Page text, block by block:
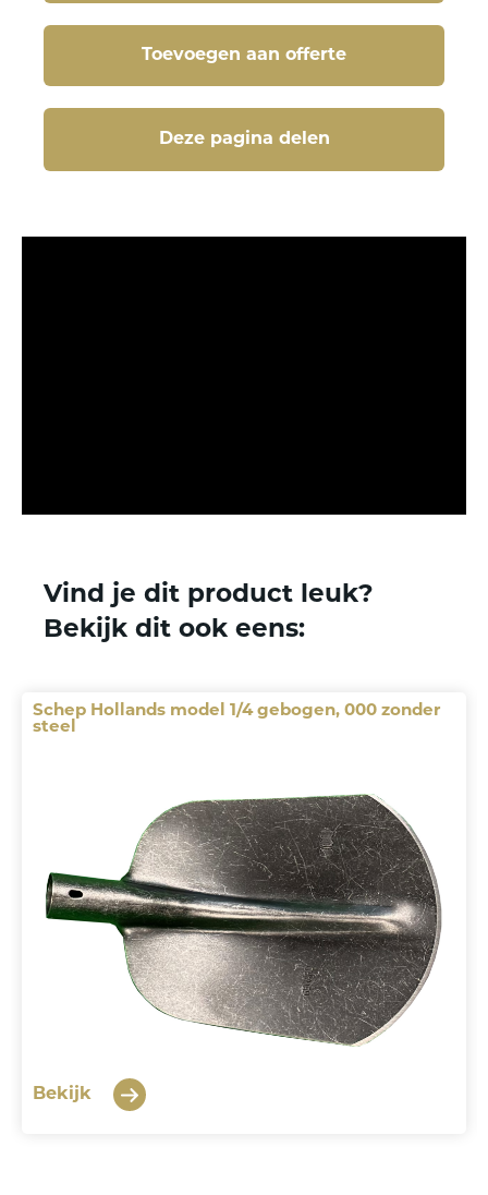
Toevoegen aan offerte
Deze pagina delen
Vind je dit product leuk?
Bekijk dit ook eens:
Schep Hollands model 1/4 gebogen, 000 zonder
steel
Bekijk